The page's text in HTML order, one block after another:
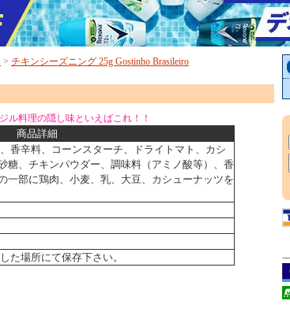
> チキンシーズニング 25g Gostinho Brasileiro
ル料理の隠し味といえばこれ！！
商品詳細
香辛料、コーンスターチ、ドライトマト、カシ
糖、チキンパウダー、調味料（アミノ酸等）、香
一部に鶏肉、小麦、乳、大豆、カシューナッツを
た場所にて保存下さい。